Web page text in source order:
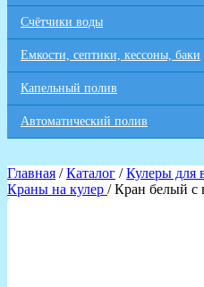
Счётчики воды
Емкости, септики, кессоны, баки
Капельный полив
Автоматический полив
Главная /Каталог /Кулеры для
Краны на кулер / Кран белый с